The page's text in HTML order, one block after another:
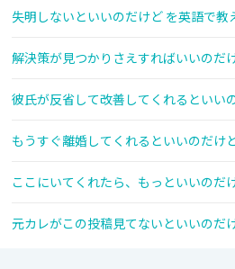
失明しないといいのだけど を英語で教
解決策が見つかりさえすればいいのだ
彼氏が反省して改善してくれるといい
もうすぐ離婚してくれるといいのだけ
ここにいてくれたら、もっといいのだ
元カレがこの投稿見てないといいのだ